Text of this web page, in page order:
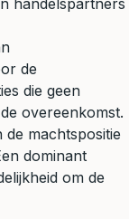
handelspartners
de
die geen
overeenkomst.
de machtspositie
dominant
om de